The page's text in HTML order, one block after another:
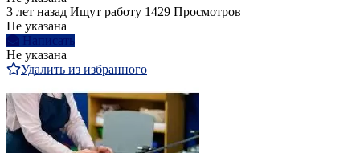
3 лет назад Ищут работу 1429 Просмотров
Не указана
Написать
Не указана
Удалить из избранного